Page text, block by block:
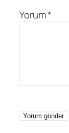
Yorum*